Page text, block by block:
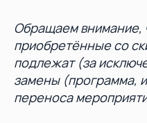
Обращаем внимание,
приобретённые со
подлежат (за
замены (программа,
переноса